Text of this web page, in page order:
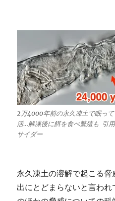
2万4000年前の永久凍土で眠っ
活…解凍後に餌を食べ繁殖も 引
サイダー
永久凍土の溶解で起こる
出にとどまらないと言わ